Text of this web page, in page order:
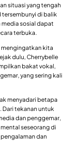
situasi yang tengah
tersembunyi di balik
sosial dapat
terbuka.
kita
dulu, Cherrybelle
bakat vokal,
yang sering kali
menyadari betapa
Dari tekanan untuk
dan penggemar,
seseorang di
dan